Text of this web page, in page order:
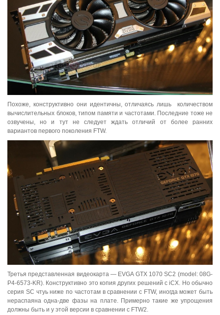
Похоже, конструктивно они идентичны, отличаясь лишь количеством
вычислительных блоков, типом памяти и частотами. Последние тоже не
озвучены, но и тут не следует ждать отличий от более ранних
вариантов первого поколения FTW.
Третья представленная видеокарта — EVGA GTX 1070 SC2 (model: 08G-
P4-6573-KR). Конструктивно это копия других решений с iCX. Но обычно
серия SC чтуь ниже по частотам в сравнении с FTW, иногда может быть
нераспаяна одна-две фазы на плате. Примерно такие же упрощения
должны быть и у этой версии в сравнении с FTW2.